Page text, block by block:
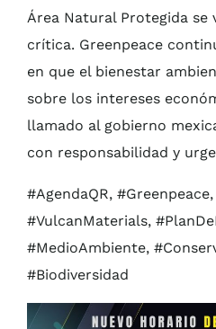
Área Natural Protegida se
crítica. Greenpeace
en que el bienestar
sobre los intereses
llamado al gobierno
con responsabilidad y
#AgendaQR,
#VulcanMaterials,
#MedioAmbiente,
#Biodiversidad